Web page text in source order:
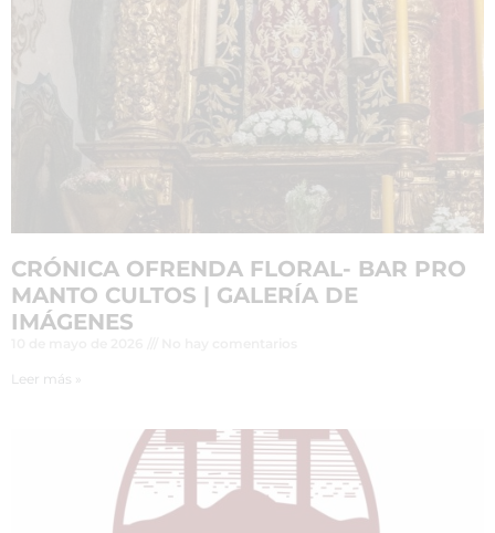
CRÓNICA OFRENDA FLORAL- BAR PRO
MANTO CULTOS | GALERÍA DE
IMÁGENES
Leer más »